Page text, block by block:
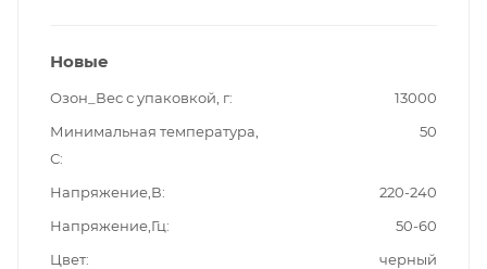
Новые
Озон_Вес с упаковкой, г
13000
Минимальная температура,
С
50
Напряжение,В
220-240
Напряжение,Гц
50-60
Цвет
черный